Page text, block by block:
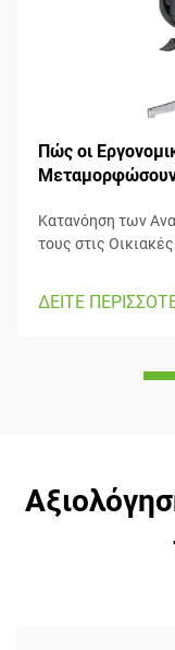
Πώς οι
Μεταμορφώσουν
Κατανόηση των
τους στις
ρυθμιζόμενα μέρη
ΔΕΙΤΕ